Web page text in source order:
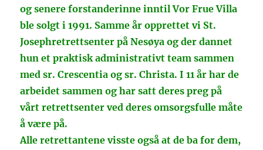
og senere forstanderinne inntil Vor Frue Villa
ble solgt i 1991. Samme år opprettet vi St.
Josephretrettsenter på Nesøya og der dannet
hun et praktisk administrativt team sammen
med sr. Crescentia og sr. Christa. I 11 år har de
arbeidet sammen og har satt deres preg på
vårt retrettsenter ved deres omsorgsfulle måte
å være på.
Alle retrettantene visste også at de ba for dem,